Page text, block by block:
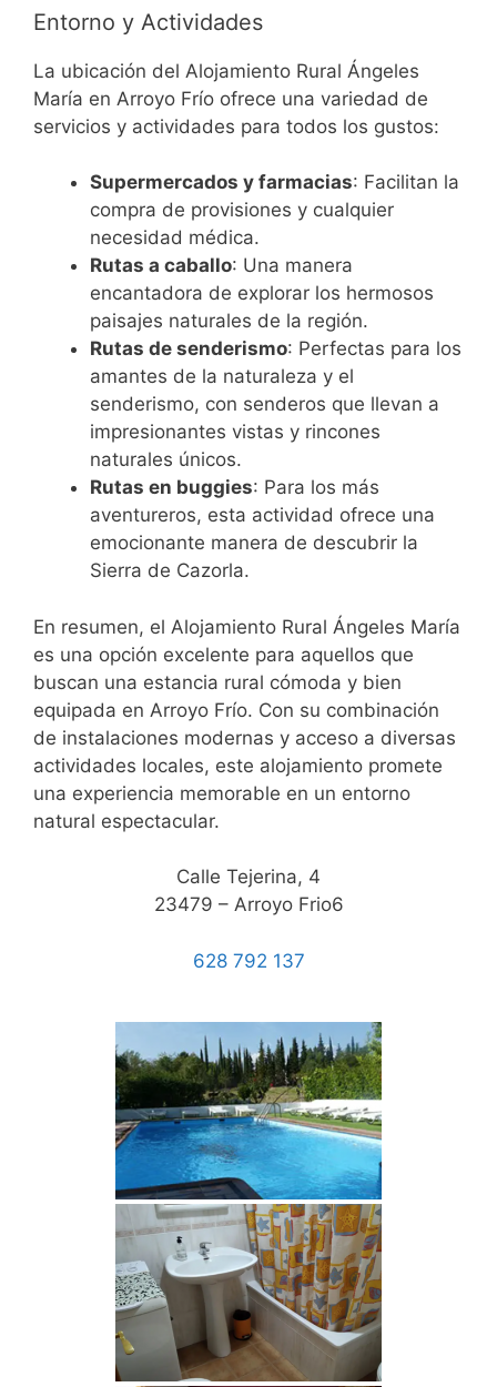
Entorno y Actividades
La ubicación del Alojamiento Rural Ángeles
María en Arroyo Frío ofrece una variedad de
servicios y actividades para todos los gustos:
Supermercados y farmacias: Facilitan la
compra de provisiones y cualquier
necesidad médica.
Rutas a caballo: Una manera
encantadora de explorar los hermosos
paisajes naturales de la región.
Rutas de senderismo: Perfectas para los
amantes de la naturaleza y el
senderismo, con senderos que llevan a
impresionantes vistas y rincones
naturales únicos.
Rutas en buggies: Para los más
aventureros, esta actividad ofrece una
emocionante manera de descubrir la
Sierra de Cazorla.
En resumen, el Alojamiento Rural Ángeles María
es una opción excelente para aquellos que
buscan una estancia rural cómoda y bien
equipada en Arroyo Frío. Con su combinación
de instalaciones modernas y acceso a diversas
actividades locales, este alojamiento promete
una experiencia memorable en un entorno
natural espectacular.
Calle Tejerina, 4
23479 – Arroyo Frio6
628 792 137